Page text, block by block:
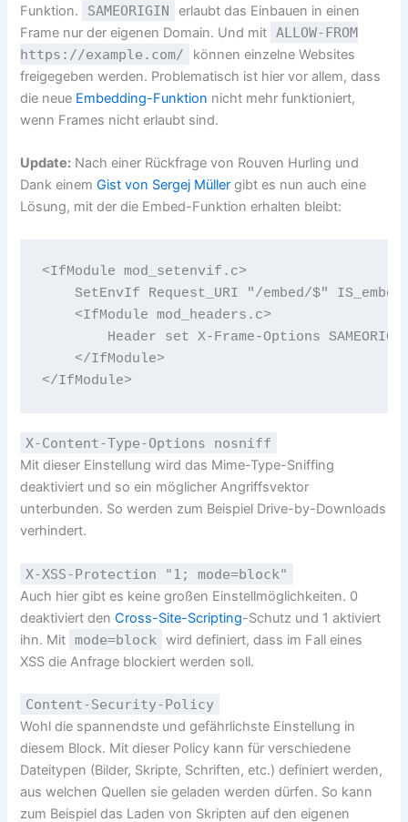
Funktion.
SAMEORIGIN
erlaubt das Einbauen in einen
Frame nur der eigenen Domain. Und mit
ALLOW-FROM
https://example.com/
können einzelne Websites
freigegeben werden. Problematisch ist hier vor allem, dass
die neue Embedding-Funktion nicht mehr funktioniert,
wenn Frames nicht erlaubt sind.
Update: Nach einer Rückfrage von Rouven Hurling und
Dank einemGist von Sergej Müller gibt es nun auch eine
Lösung, mit der die Embed-Funktion erhalten bleibt:
<IfModule mod_setenvif.c>
    SetEnvIf Request_URI "/embed/$" IS_embed
    <IfModule mod_headers.c>
    </IfModule>
X-Content-Type-Options nosniff
Mit dieser Einstellung wird das Mime-Type-Sniffing
deaktiviert und so ein möglicher Angriffsvektor
unterbunden. So werden zum Beispiel Drive-by-Downloads
verhindert.
X-XSS-Protection "1; mode=block"
Auch hier gibt es keine großen Einstellmöglichkeiten. 0
deaktiviert denCross-Site-Scripting-Schutz und 1 aktiviert
ihn. Mit
mode=block
wird definiert, dass im Fall eines
XSS die Anfrage blockiert werden soll.
Content-Security-Policy
Wohl die spannendste und gefährlichste Einstellung in
diesem Block. Mit dieser Policy kann für verschiedene
Dateitypen (Bilder, Skripte, Schriften, etc.) definiert werden,
aus welchen Quellen sie geladen werden dürfen. So kann
zum Beispiel das Laden von Skripten auf den eigenen